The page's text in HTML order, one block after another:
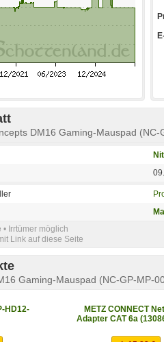
DM16 Gaming-Mauspad (NC-
Irrtümer möglich
Link auf diese Seite
Gaming-Mauspad (NC-GP-MP-
HD12-
METZ CONNECT
Adapter CAT 6a